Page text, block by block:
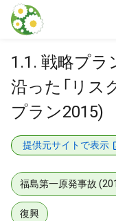
本文に飛ぶ
1.1. 戦略プラ
沿った「リス
プラン2015)
提供元サイトで表示
福島第一原発事故
復興